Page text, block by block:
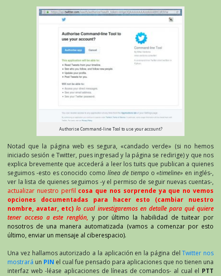
Authorise Command-line Tool to use your account?
Notad que la página web es segura, «candado verde» (si no hemos
iniciado sesión e Twitter, pues ingresad y la página se redirige) y que nos
explica brevemente que accederá a leer los tuits que publican a quienes
seguimos -esto es conocido comolínea de tiempoo«timeline» en inglés-,
ver la lista de quienes seguimos -y el permiso de seguir nuevas cuentas-,
actualizar nuestro perfil cosa que nos sorprende ya que no vemos
opciones documentadas para hacer esto (cambiar nuestro
nombre, avatar, etc)lo cual investigaremos en detalle para qué quiere
tener acceso a este renglón, y por último la habilidad de tuitear por
nosotros de una manera automatizada (vamos a comenzar por esto
último, enviar un mensaje al ciberespacio).
Una vez hallamos autorizado a la aplicación en la página delTwitter nos
mostrará un PIN el cual fue pensado para aplicaciones que no tienen una
interfaz web -léase aplicaciones de líneas de comandos- al cual el PTT